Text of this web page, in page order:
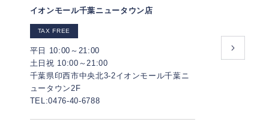
イオンモール千葉ニュータウン店
TAX FREE
平日 10:00～21:00
土日祝 10:00～21:00
千葉県印西市中央北3-2イオンモール千葉ニ
ュータウン2F
TEL:0476-40-6788